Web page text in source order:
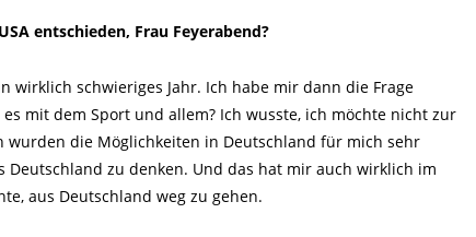
entschieden, Frau Feyerabend?
wirklich schwieriges Jahr. Ich habe mir dann die Frage
mit dem Sport und allem? Ich wusste, ich möchte nicht zur
wurden die Möglichkeiten in Deutschland für mich sehr
zu denken. Und das hat mir auch wirklich im
aus Deutschland weg zu gehen.